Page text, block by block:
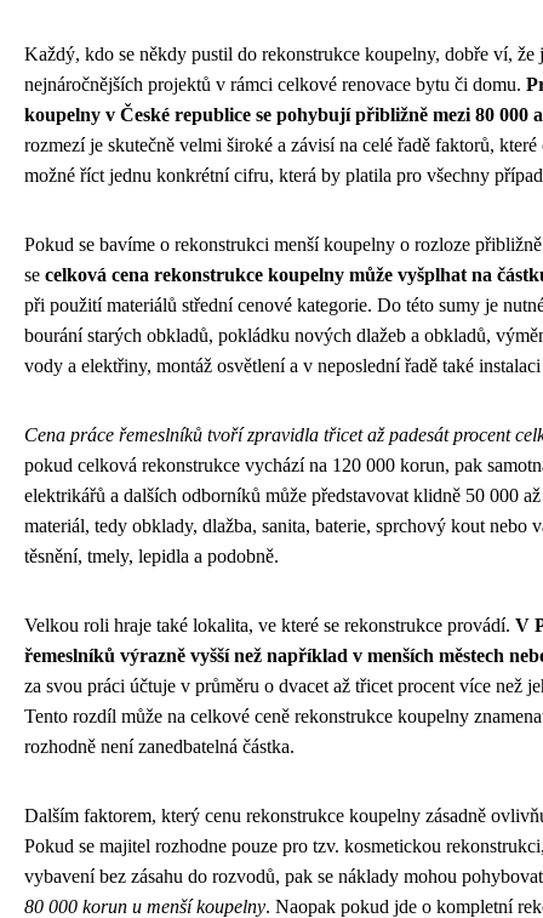
Každý, kdo se někdy pustil do rekonstrukce koupelny, dobře ví, že
nejnáročnějších projektů v rámci celkové renovace bytu či domu.
koupelny v České republice se pohybují přibližně mezi 80 000
rozmezí je skutečně velmi široké a závisí na celé řadě faktorů,
možné říct jednu konkrétní cifru, která by platila pro všechny
Pokud se bavíme o rekonstrukci menší koupelny o rozloze
se celková cena rekonstrukce koupelny může vyšplhat na
při použití materiálů střední cenové kategorie. Do této sumy je
bourání starých obkladů, pokládku nových dlažeb a obkladů,
vody a elektřiny, montáž osvětlení a v neposlední řadě také
Cena práce řemeslníků tvoří zpravidla třicet až padesát procent
pokud celková rekonstrukce vychází na 120 000 korun, pak
elektrikářů a dalších odborníků může představovat klidně 50 000
materiál, tedy obklady, dlažba, sanita, baterie, sprchový kout nebo
těsnění, tmely, lepidla a podobně.
Velkou roli hraje také lokalita, ve které se rekonstrukce provádí. V
řemeslníků výrazně vyšší než například v menších městech
za svou práci účtuje v průměru o dvacet až třicet procent více než
Tento rozdíl může na celkové ceně rekonstrukce koupelny
rozhodně není zanedbatelná částka.
Dalším faktorem, který cenu rekonstrukce koupelny zásadně
Pokud se majitel rozhodne pouze pro tzv. kosmetickou
vybavení bez zásahu do rozvodů, pak se náklady mohou
80 000 korun u menší koupelny. Naopak pokud jde o kompletní